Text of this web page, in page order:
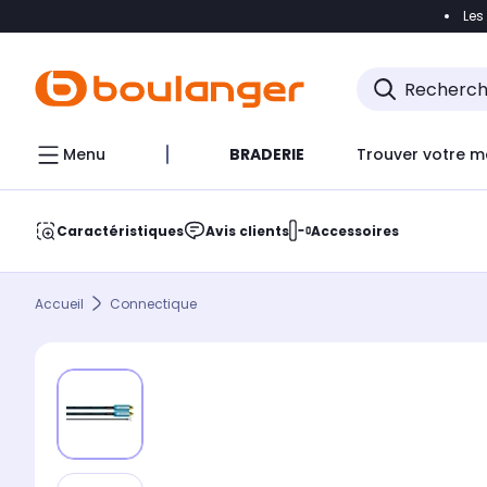
Accéder
Menu BRADERIE Trouver votre
Caractéristiques Avis clients Accessoires
Accueil Connectique